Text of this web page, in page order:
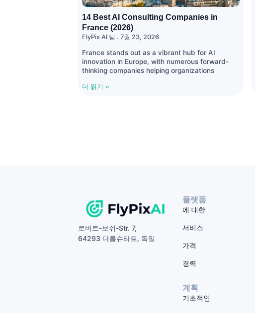
14 Best AI Consulting Companies in
France (2026)
FlyPix AI 팀 7월 23, 2026
France stands out as a vibrant hub for AI
innovation in Europe, with numerous forward-
thinking companies helping organizations
더 읽기 »
로버트-보쉬-Str. 7,
64293 다름슈타트, 독일
플랫폼
에 대한
서비스
가격
경력
계획
기초적인